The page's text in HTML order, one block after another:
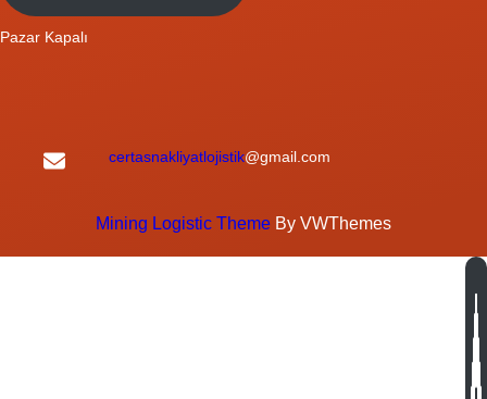
Pazar Kapalı
certasnakliyatlojistik@gmail.com
Mining Logistic Theme By VWThemes